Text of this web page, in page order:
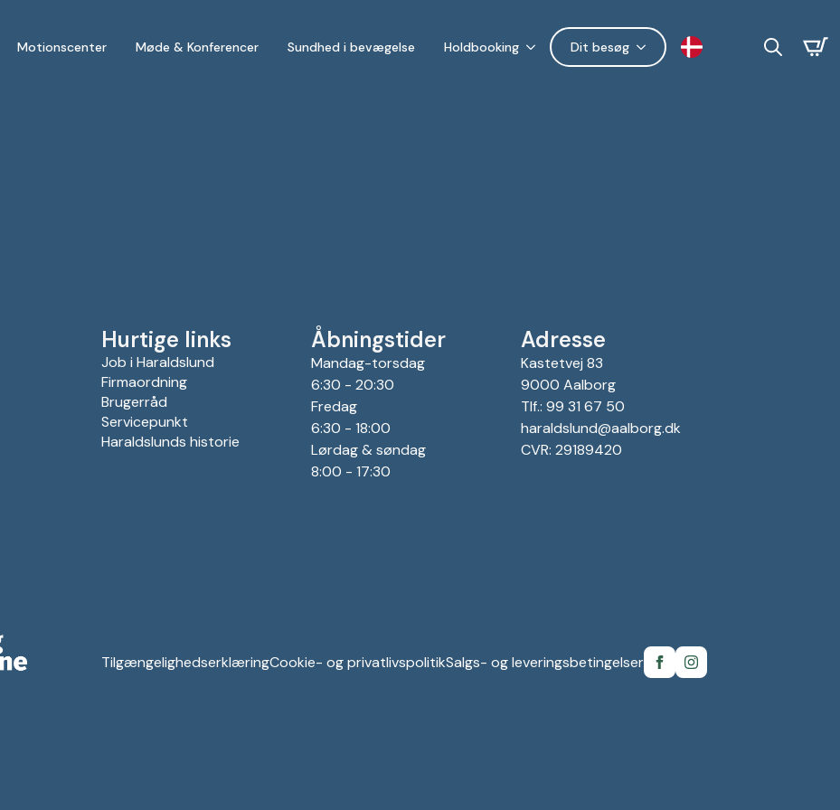
Motionscenter Møde & Konferencer Sundhed i bevægelse Holdbooking Dit besøg
Hurtige links
Job i Haraldslund
Firmaordning
Brugerråd
Servicepunkt
Haraldslunds historie
Åbningstider
Mandag-torsdag
6:30 - 20:30
Fredag
6:30 - 18:00
Lørdag & søndag
8:00 - 17:30
Adresse
Kastetvej 83
9000 Aalborg
Tlf.: 99 31 67 50
haraldslund@aalborg.dk
CVR: 29189420
TilgængelighedserklæringCookie- og privatlivspolitikSalgs- og leveringsbetingelser